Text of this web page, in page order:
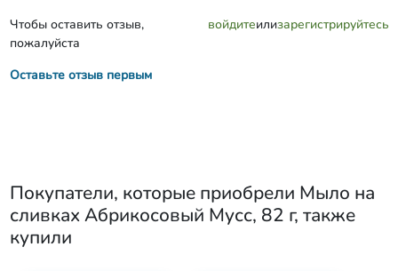
Чтобы оставить отзыв,
пожалуйста
войдитеилизарегистрируйтесь
Оставьте отзыв первым
Покупатели, которые приобрели Мыло на
сливках Абрикосовый Мусс, 82 г, также
купили